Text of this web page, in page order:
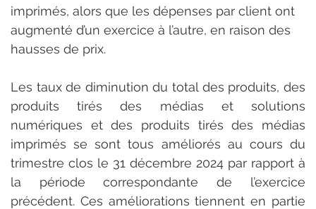
imprimés, alors que les dépenses par client ont
augmenté d’un exercice à l’autre, en raison des
hausses de prix.
Les taux de diminution du total des produits, des
produits tirés des médias et solutions
numériques et des produits tirés des médias
imprimés se sont tous améliorés au cours du
trimestre clos le 31 décembre 2024 par rapport à
la période correspondante de l’exercice
précédent. Ces améliorations tiennent en partie